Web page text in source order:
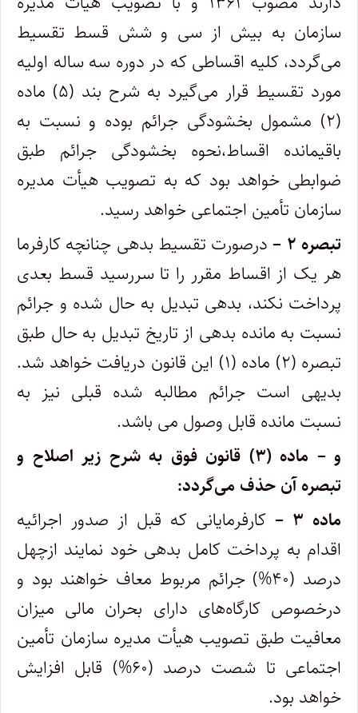
سازمان به بیش از سی و شش قسط تقسیط
می‌گردد، کلیه اقساطی که در دوره سه ساله اولیه
مورد تقسیط قرار می‌گیرد به شرح بند (۵) ماده
(۲) مشمول بخشودگی جرائم بوده و نسبت به
باقیمانده اقساط،نحوه بخشودگی جرائم طبق
ضوابطی خواهد بود که به تصویب هیأت مدیره
سازمان تأمین اجتماعی خواهد رسید.
تبصره ۲ –
درصورت تقسیط بدهی چنانچه کارفرما
هر یک از اقساط مقرر را تا سررسید قسط بعدی
پرداخت نکند، بدهی تبدیل به حال شده و جرائم
نسبت به مانده بدهی از تاریخ تبدیل به حال طبق
تبصره (۲) ماده (۱) این قانون دریافت خواهد شد.
بدیهی است جرائم مطالبه شده قبلی نیز به
نسبت مانده قابل وصول می باشد.
و – ماده (۳) قانون فوق به شرح زیر اصلاح و
تبصره آن حذف می‌گردد:
ماده ۳ –
کارفرمایانی که قبل از صدور اجرائیه
اقدام به پرداخت کامل بدهی خود نمایند ازچهل
درصد (۴۰%) جرائم مربوط معاف خواهند بود و
درخصوص کارگاه‌های دارای بحران مالی میزان
معافیت طبق تصویب هیأت مدیره سازمان تأمین
اجتماعی تا شصت درصد (۶۰%) قابل افزایش
خواهد بود.